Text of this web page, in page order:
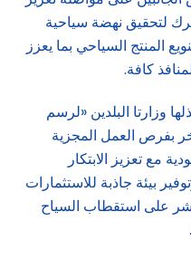
لتحقيق نهضة سياحية
المنتج السياحي بما يعزز
كافة.
وزارتا البلدين «لرسم
بفرص العمل المجزية
مع تعزيز الابتكار
بيئة جاذبة للاستثمارات
على استقطاب السياح